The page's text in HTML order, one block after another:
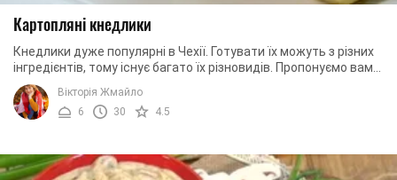
Картопляні кнедлики
Кнедлики дуже популярні в Чехії. Готувати їх можуть з різних
інгредієнтів, тому існує багато їх різновидів. Пропонуємо вам
спробувати картопляні ...
Вікторія Жмайло
6
30 4.5